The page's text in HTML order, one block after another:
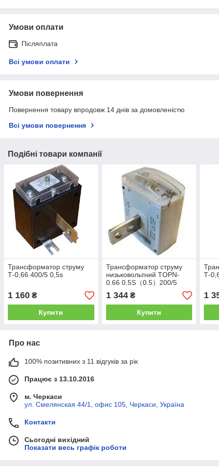
Умови оплати
Післяплата
Всі умови оплати
Умови повернення
Повернення товару впродовж 14 днів за домовленістю
Всі умови повернення
Подібні товари компанії
Трансформатор струму
Т-0,66 400/5 0,5s
1 160 ₴
Купити
Трансформатор струму
низьковольтний TOPN-
0.66 0.5S（0.5）200/5
1 344₴
Купити
Т-
1
Про нас
100% позитивних з 11 відгуків за рік
Працює з 13.10.2016
м. Черкаси
ул. Смелянская 44/1, офис 105, Черкаси, Україна
Контакти
Сьогодні вихідний
Показати весь графік роботи